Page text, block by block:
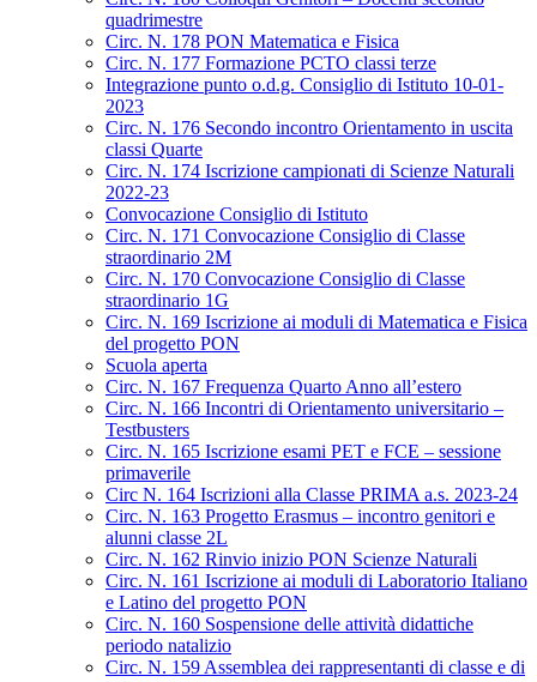
quadrimestre
Circ. N. 178 PON Matematica e Fisica
Circ. N. 177 Formazione PCTO classi terze
Integrazione punto o.d.g. Consiglio di Istituto 10-01-
2023
Circ. N. 176 Secondo incontro Orientamento in uscita
classi Quarte
Circ. N. 174 Iscrizione campionati di Scienze Naturali
2022-23
Convocazione Consiglio di Istituto
Circ. N. 171 Convocazione Consiglio di Classe
straordinario 2M
Circ. N. 170 Convocazione Consiglio di Classe
straordinario 1G
Circ. N. 169 Iscrizione ai moduli di Matematica e Fisica
del progetto PON
Scuola aperta
Circ. N. 167 Frequenza Quarto Anno all’estero
Circ. N. 166 Incontri di Orientamento universitario –
Testbusters
Circ. N. 165 Iscrizione esami PET e FCE – sessione
primaverile
Circ N. 164 Iscrizioni alla Classe PRIMA a.s. 2023-24
Circ. N. 163 Progetto Erasmus – incontro genitori e
alunni classe 2L
Circ. N. 162 Rinvio inizio PON Scienze Naturali
Circ. N. 161 Iscrizione ai moduli di Laboratorio Italiano
e Latino del progetto PON
Circ. N. 160 Sospensione delle attività didattiche
periodo natalizio
Circ. N. 159 Assemblea dei rappresentanti di classe e di